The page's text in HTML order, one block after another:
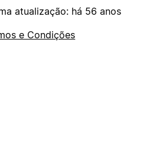
atualização: há 56 anos
e Condições